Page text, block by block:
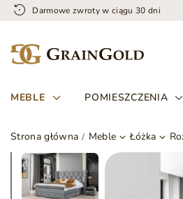
Darmowe zwroty w ciągu 30 dni
MEBLE POMIESZCZENIA
Strona główna Meble Łóżka